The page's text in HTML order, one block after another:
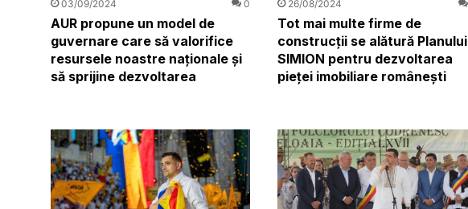
03/09/2024 0
AUR propune un model de
guvernare care să valorifice
resursele noastre naționale și
să sprijine dezvoltarea
26/08/2024
Tot mai multe firme de
construcții se alătură Planului
SIMION pentru dezvoltarea
pieței imobiliare românești